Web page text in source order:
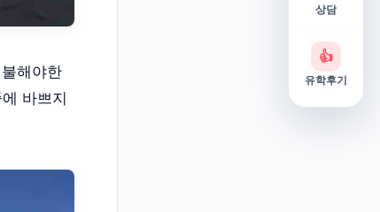
해야한
바쁘지
상담
👍
유학후기